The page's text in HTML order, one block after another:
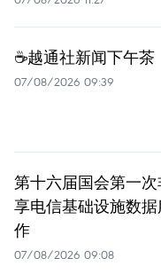
☕️越通社新闻下午茶
07/08/2026 09:39
第十六届国会第一
享电信基础设施数
作
07/08/2026 09:08